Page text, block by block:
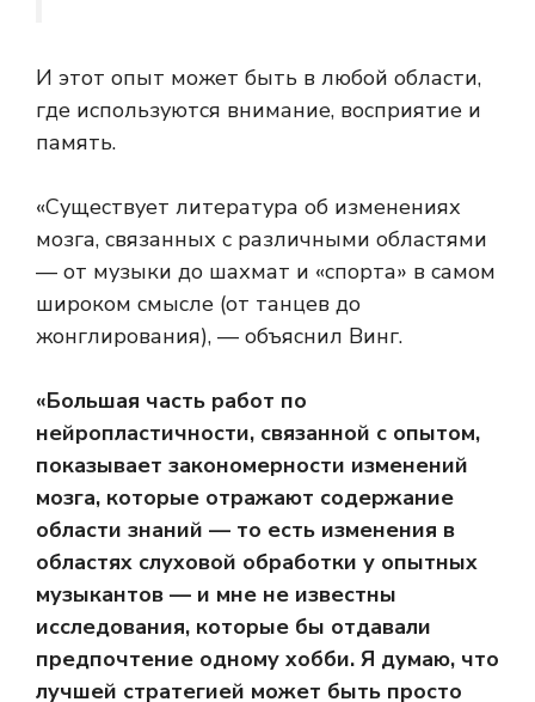
И этот опыт может быть в любой области,
где используются внимание, восприятие и
память.
«Существует литература об изменениях
мозга, связанных с различными областями
— от музыки до шахмат и «спорта» в самом
широком смысле (от танцев до
жонглирования), — объяснил Винг.
«Большая часть работ по
нейропластичности, связанной с опытом,
показывает закономерности изменений
мозга, которые отражают содержание
области знаний — то есть изменения в
областях слуховой обработки у опытных
музыкантов — и мне не известны
исследования, которые бы отдавали
предпочтение одному хобби. Я думаю, что
лучшей стратегией может быть просто